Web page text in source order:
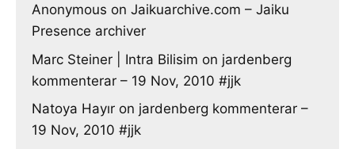
Anonymous on Jaikuarchive.com – Jaiku
Presence archiver
Marc Steiner | Intra Bilisim on jardenberg
kommenterar – 19 Nov, 2010 #jjk
Natoya Hayır on jardenberg kommenterar –
19 Nov, 2010 #jjk